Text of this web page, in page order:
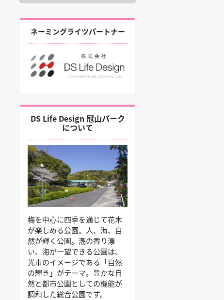
ネーミングライツパートナー
DS Life Design 冠山パーク
について
梅を中心に四季を通じて花木
が楽しめる公園。人、海、自
然が輝く公園。潮の香り漂
い、海が一望できる公園は、
光市のイメージである「自然
の輝き」がテーマ。豊かな自
然と都市公園としての機能が
調和した総合公園です。